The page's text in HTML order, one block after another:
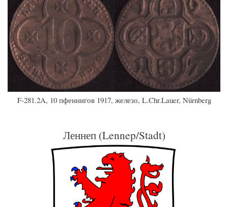
F-281.2A, 10 пфеннигов 1917, железо, L.Chr.Lauer, Nürnberg
Леннеп (Lennep/Stadt)